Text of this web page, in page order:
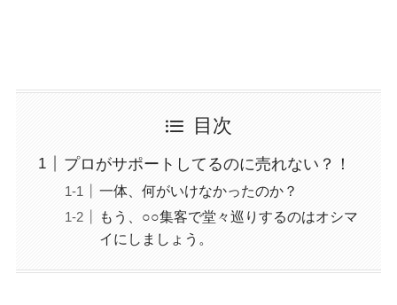
目次
プロがサポートしてるのに売れない？！
一体、何がいけなかったのか？
もう、○○集客で堂々巡りするのはオシマ
イにしましょう。